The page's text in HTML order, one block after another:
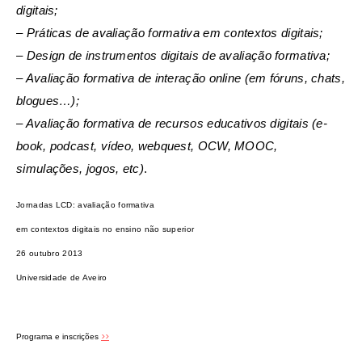
digitais;
– Práticas de avaliação formativa em contextos digitais;
– Design de instrumentos digitais de avaliação formativa;
– Avaliação formativa de interação online (em fóruns, chats,
blogues…);
– Avaliação formativa de recursos educativos digitais (e-
book, podcast, vídeo, webquest, OCW, MOOC,
simulações, jogos, etc).
Jornadas LCD: avaliação formativa
em contextos digitais no ensino não superior
26 outubro 2013
Universidade de Aveiro
Programa e inscrições >>